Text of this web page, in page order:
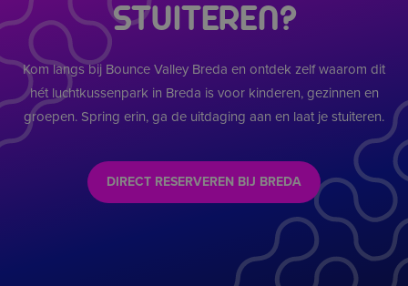
spelen.
ALTIJD EEN GOED IDEE – OOK BIJ
SLECHT WEER
Regen of kou in Breda
? Geen probleem!
Dit luchtkussenpark in Breda is volledig indoor. Binnen is
het altijd droog, comfortabel en vol actie. Dankzij het
binnen terras met aircokunnen begeleiders ook
ontspannen terwijl de kinderen zich uitleven.
EXTRA FUN: PHOTOBOOTH
photobooth
op locatie.
Perfect voor kinderfeestjes of gewoon een leuke
STUITEREN?
Kom langs bij Bounce Valley Breda en ontdek zelf waarom dit
hét luchtkussenpark in Breda is voor kinderen, gezinnen en
groepen. Spring erin, ga de uitdaging aan en laat je stuiteren.
DIRECT RESERVEREN BIJ BREDA